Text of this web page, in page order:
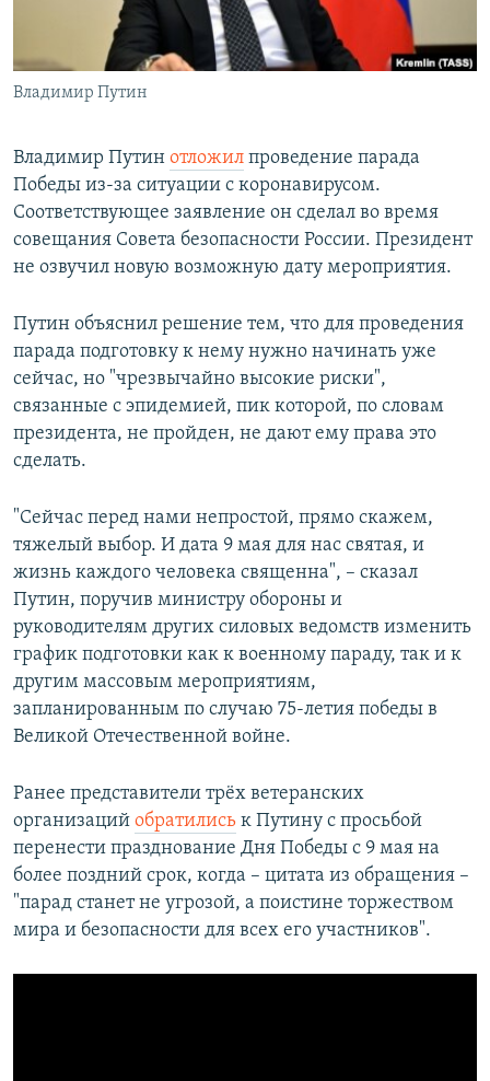
English
Все сайты Радио Азатутюн
Владимир Путин
Владимир Путин отложил проведение парада
Победы из-за ситуации с коронавирусом.
Соответствующее заявление он сделал во время
совещания Совета безопасности России. Президент
не озвучил новую возможную дату мероприятия.
Путин объяснил решение тем, что для проведения
парада подготовку к нему нужно начинать уже
сейчас, но "чрезвычайно высокие риски",
связанные с эпидемией, пик которой, по словам
президента, не пройден, не дают ему права это
сделать.
"Сейчас перед нами непростой, прямо скажем,
тяжелый выбор. И дата 9 мая для нас святая, и
жизнь каждого человека священна", – сказал
Путин, поручив министру обороны и
руководителям других силовых ведомств изменить
график подготовки как к военному параду, так и к
другим массовым мероприятиям,
запланированным по случаю 75-летия победы в
Великой Отечественной войне.
Ранее представители трёх ветеранских
организаций обратились к Путину с просьбой
перенести празднование Дня Победы с 9 мая на
более поздний срок, когда – цитата из обращения –
"парад станет не угрозой, а поистине торжеством
мира и безопасности для всех его участников".